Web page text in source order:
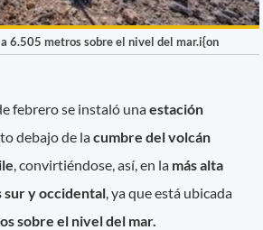
6.505 metros sobre el nivel del mar.i{on
febrero se instaló unaestación
debajo de lacumbre del volcán
, convirtiéndose, así, en la más alta
sur y occidental , ya que está ubicada
sobre el nivel del mar.